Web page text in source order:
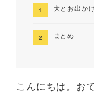
犬とお出か
まとめ
こんにちは。お